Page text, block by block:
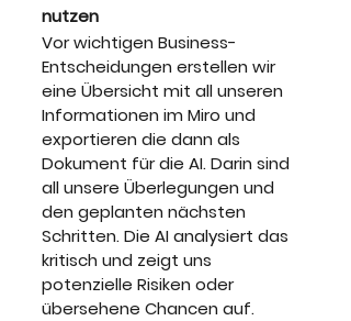
nutzen
Vor wichtigen Business-
Entscheidungen erstellen wir
eine Übersicht mit all unseren
Informationen im Miro und
exportieren die dann als
Dokument für die AI. Darin sind
all unsere Überlegungen und
den geplanten nächsten
Schritten. Die AI analysiert das
kritisch und zeigt uns
potenzielle Risiken oder
übersehene Chancen auf.